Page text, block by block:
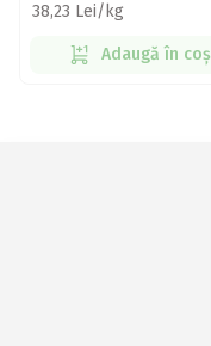
38,23 Lei/kg
Adaugă în coș